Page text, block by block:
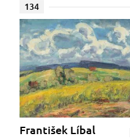
134
František Líbal